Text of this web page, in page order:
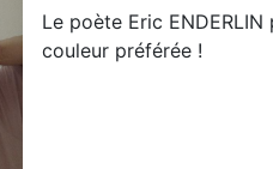
Le poète Eric
couleur préférée !